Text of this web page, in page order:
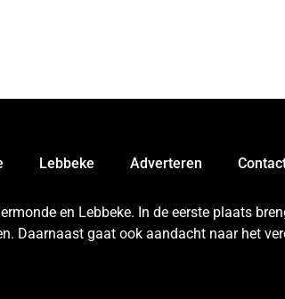
Lebbeke Adverteren
en Lebbeke. In de eerste plaats
Daarnaast gaat ook aandacht naar het